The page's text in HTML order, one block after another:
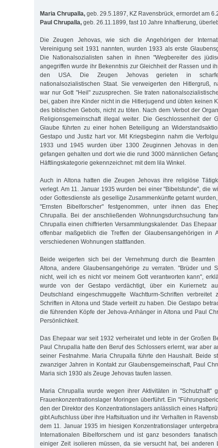
Maria Chrupalla, geb. 29.5.1897, KZ Ravensbrück, ermordet am
Paul Chrupalla, geb. 26.11.1899, fast 10 Jahre Inhaftierung,
Die Zeugen Jehovas, wie sich die Angehörigen der
Vereinigung seit 1931 nannten, wurden 1933 als erste
Die Nationalsozialisten sahen in ihnen "Wegbereiter des
angegriffen wurde ihr Bekenntnis zur Gleichheit der Rassen und
den USA. Die Zeugen Jehovas gerieten in
nationalsozialistischen Staat. Sie verweigerten den Hitlergruß,
war nur Gott "Heil" zuzusprechen. Sie traten
bei, gaben ihre Kinder nicht in die Hitlerjugend und übten keinen
des biblischen Gebots, nicht zu töten. Nach dem Verbot der
Religionsgemeinschaft illegal weiter. Die Geschlossenheit der
Glaube führten zu einer hohen Beteiligung an
Gestapo und Justiz hart vor. Mit Kriegsbeginn nahm die
1933 und 1945 wurden über 1300 Zeuginnen Jehovas in den
gefangen gehalten und dort wie die rund 3000 männlichen
Häftlingskategorie gekennzeichnet: mit dem lila Winkel.
Auch in Altona hatten die Zeugen Jehovas ihre religiöse
verlegt. Am 11. Januar 1935 wurden bei einer "Bibelstunde", die
oder Gottesdienste als gesellige Zusammenkünfte getarnt
"Ernsten Bibelforscher" festgenommen, unter ihnen das
Chrupalla. Bei der anschließenden Wohnungsdurchsuchung
Chrupalla einen chiffrierten Versammlungskalender. Das
offenbar maßgeblich die Treffen der Glaubensangehörigen in
verschiedenen Wohnungen stattfanden.
Beide weigerten sich bei der Vernehmung durch die Beamten
Altona, andere Glaubensangehörige zu verraten. "Brüder und
nicht, weil ich es nicht vor meinem Gott verantworten kann",
wurde von der Gestapo verdächtigt, über ein Kuriernetz
Deutschland eingeschmuggelte Wachtturm-Schriften
Schriften in Altona und Stade verteilt zu haben. Die Gestapo
die führenden Köpfe der Jehova-Anhänger in Altona und Paul
Persönlichkeit.
Das Ehepaar war seit 1932 verheiratet und lebte in der Großen
Paul Chrupalla hatte den Beruf des Schlossers erlernt, war aber
seiner Festnahme. Maria Chrupalla führte den Haushalt. Beide
zwanziger Jahren in Kontakt zur Glaubensgemeinschaft, Paul
Maria sich 1930 als Zeuge Jehovas taufen lassen.
Maria Chrupalla wurde wegen ihrer Aktivitäten in "Schutzhaft"
Frauenkonzentrationslager Moringen überführt. Ein
den der Direktor des Konzentrationslagers anlässlich eines
gibt Aufschluss über ihre Haftsituation und ihr Verhalten in
dem 11. Januar 1935 im hiesigen Konzentrationslager
Internationalen Bibelforschern und ist ganz besonders
einiger Zeit isolieren müssen, da sie versucht hat, bei anderen